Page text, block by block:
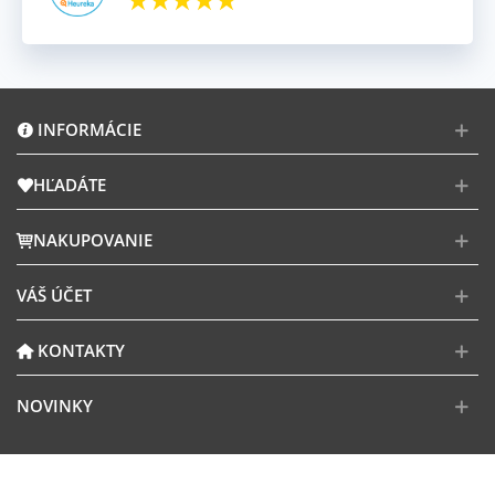
INFORMÁCIE
HĽADÁTE
NAKUPOVANIE
VÁŠ ÚČET
KONTAKTY
NOVINKY